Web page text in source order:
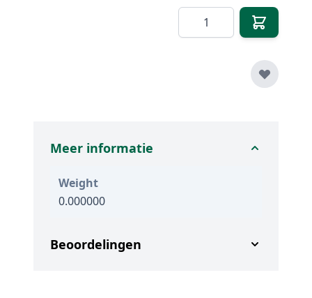
Aantal
Meer informatie
Weight
0.000000
Beoordelingen